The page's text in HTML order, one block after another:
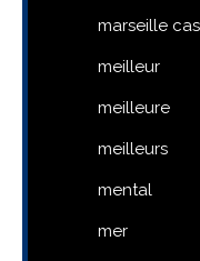
marseille
meilleur
meilleure
meilleurs
mental
mer